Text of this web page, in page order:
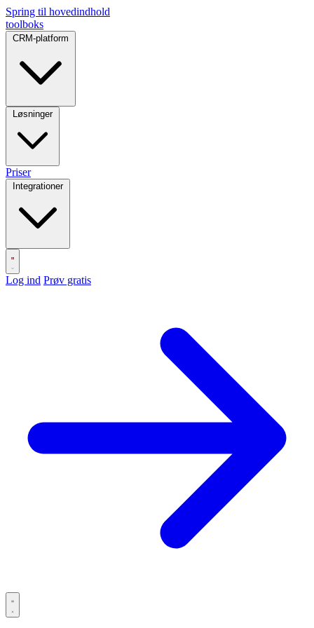
Spring til hovedindhold
toolboks
CRM-platform
Løsninger
Priser
Integrationer
Log ind Prøv gratis